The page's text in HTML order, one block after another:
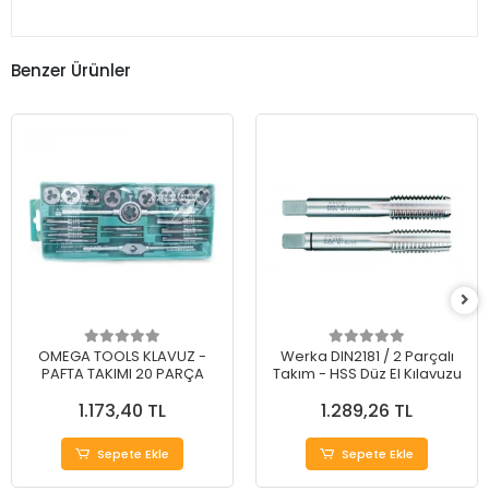
Benzer Ürünler
OMEGA TOOLS KLAVUZ -
PAFTA TAKIMI 20 PARÇA
1.173,40 TL
Sepete Ekle
Werka DIN2181 / 2 Parçalı
Takım - HSS Düz El Kılavuzu
1.289,26 TL
Sepete Ekle